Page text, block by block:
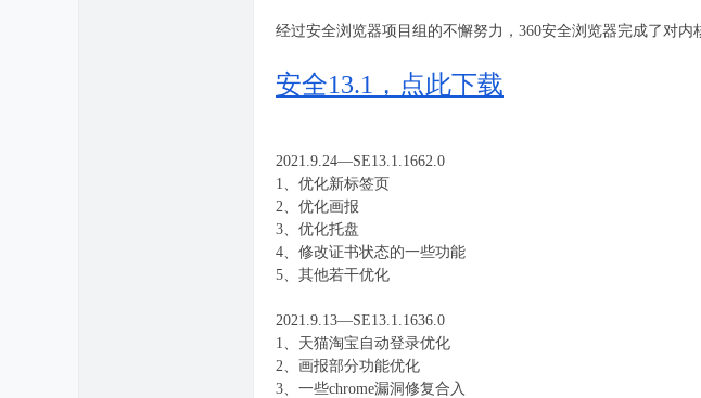
经过安全浏览器项目组的不懈努力，360安全浏览器完成了对
安全13.1，点此下载
2021.9.24—SE13.1.1662.0
1、优化新标签页
2、优化画报
3、优化托盘
4、修改证书状态的一些功能
5、其他若干优化
2021.9.13—SE13.1.1636.0
1、天猫淘宝自动登录优化
2、画报部分功能优化
3、一些chrome漏洞修复合入